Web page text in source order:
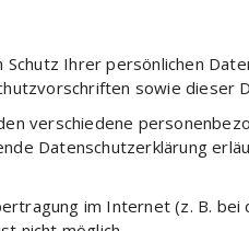
Ihrer persönlichen
sowie dieser
verschiedene
Datenschutzerklärung
im Internet (z. B. bei